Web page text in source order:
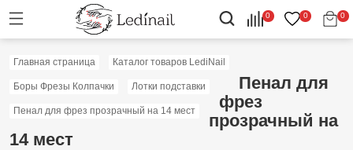
0 0 0
Главная страница Каталог товаров LediNail
Боры Фрезы Колпачки Лотки подставки
Пенал для фрез прозрачный на 14 мест
Пенал для
фрез
прозрачный на
14 мест